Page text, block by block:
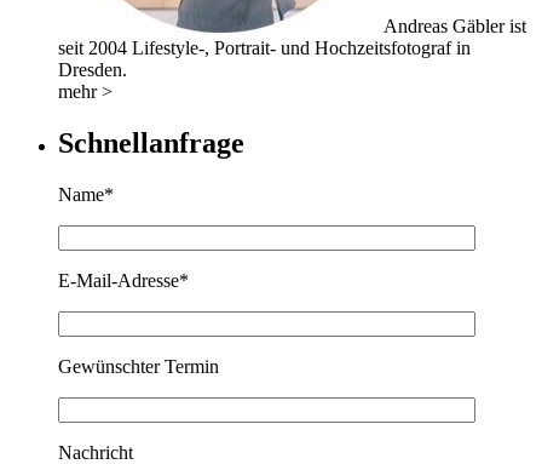
Andreas Gäbler ist
seit 2004 Lifestyle-, Portrait- und Hochzeitsfotograf in
Dresden.
mehr >
Schnellanfrage
Name*
E-Mail-Adresse*
Gewünschter Termin
Nachricht